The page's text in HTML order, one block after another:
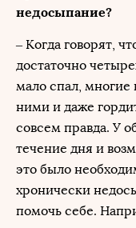
недосыпание?
– Когда говорят,
достаточно
мало спал, многие
ними и даже
совсем правда. У
течение дня и
это было
хронически
помочь себе.